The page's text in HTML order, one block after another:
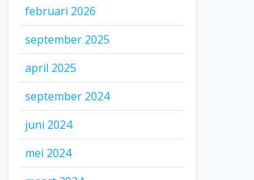
februari 2026
september 2025
april 2025
september 2024
juni 2024
mei 2024